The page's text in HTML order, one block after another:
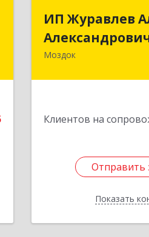
ИП Журавлев
Моздок
Клиентов на
Отправить
Показать
ИП
363750,
Отправить
Назад